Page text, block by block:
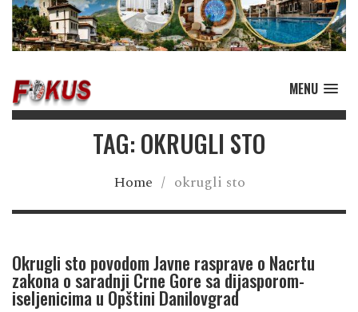
MENU
TAG: OKRUGLI STO
Home / okrugli sto
Okrugli sto povodom Javne rasprave o Nacrtu
zakona o saradnji Crne Gore sa dijasporom-
iseljenicima u Opštini Danilovgrad